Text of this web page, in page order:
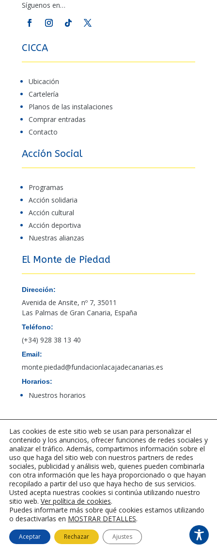
Síguenos en…
CICCA
Ubicación
Cartelería
Planos de las instalaciones
Comprar entradas
Contacto
Acción Social
Programas
Acción solidaria
Acción cultural
Acción deportiva
Nuestras alianzas
El Monte de Piedad
Dirección:
Avenida de Ansite, nº 7, 35011
Las Palmas de Gran Canaria, España
Teléfono:
(+34) 928 38 13 40
Email:
monte.piedad@fundacionlacajadecanarias.es
Horarios:
Nuestros horarios
Acceso al canal de denuncias de PBCFT
©2023-2025 Fundación La Caja de
CANARIAS|Aviso legal|Política de
cookies|Desarrollado por LINGMARCO
Las cookies de este sitio web se usan para personalizar el
contenido y los anuncios, ofrecer funciones de redes sociales y
analizar el tráfico. Además, compartimos información sobre el
uso que haga del sitio web con nuestros partners de redes
sociales, publicidad y análisis web, quienes pueden combinarla
con otra información que les haya proporcionado o que hayan
recopilado a partir del uso que haya hecho de sus servicios.
Usted acepta nuestras cookies si continúa utilizando nuestro
sitio web. Ver política de cookies.
Puedes informarte más sobre qué cookies estamos utilizando
o desactivarlas en MOSTRAR DETALLES.
Aceptar Rechazar Ajustes